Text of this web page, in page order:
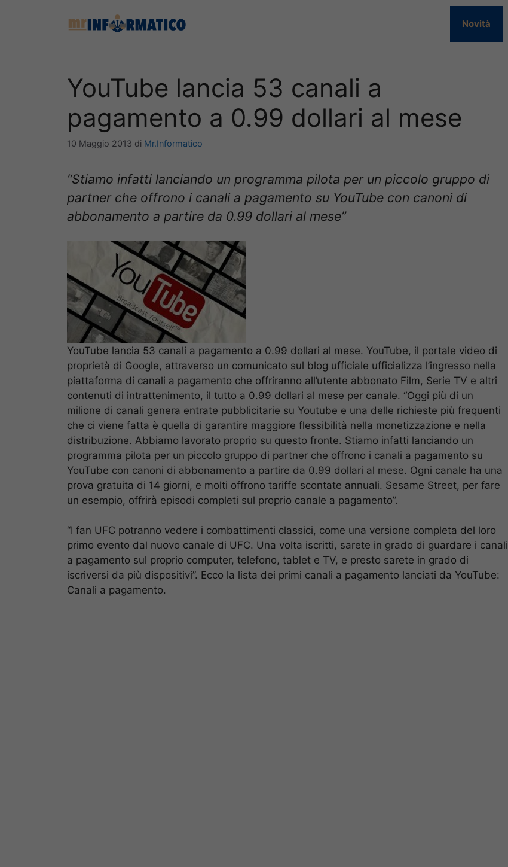
Novità
YouTube lancia 53 canali a
pagamento a 0.99 dollari al mese
10 Maggio 2013 di Mr.Informatico
“Stiamo infatti lanciando un programma pilota per un piccolo gruppo di
partner che offrono i canali a pagamento su YouTube con canoni di
abbonamento a partire da 0.99 dollari al mese”
YouTube lancia 53 canali a pagamento a 0.99 dollari al mese. YouTube, il portale video di
proprietà di Google, attraverso un comunicato sul blog ufficiale ufficializza l’ingresso nella
piattaforma di canali a pagamento che offriranno all’utente abbonato Film, Serie TV e altri
contenuti di intrattenimento, il tutto a 0.99 dollari al mese per canale. “Oggi più di un
milione di canali genera entrate pubblicitarie su Youtube e una delle richieste più frequenti
che ci viene fatta è quella di garantire maggiore flessibilità nella monetizzazione e nella
distribuzione. Abbiamo lavorato proprio su questo fronte. Stiamo infatti lanciando un
programma pilota per un piccolo gruppo di partner che offrono i canali a pagamento su
YouTube con canoni di abbonamento a partire da 0.99 dollari al mese. Ogni canale ha una
prova gratuita di 14 giorni, e molti offrono tariffe scontate annuali. Sesame Street, per fare
un esempio, offrirà episodi completi sul proprio canale a pagamento”.
“I fan UFC potranno vedere i combattimenti classici, come una versione completa del loro
primo evento dal nuovo canale di UFC. Una volta iscritti, sarete in grado di guardare i canali
a pagamento sul proprio computer, telefono, tablet e TV, e presto sarete in grado di
iscriversi da più dispositivi”. Ecco la lista dei primi canali a pagamento lanciati da YouTube:
Canali a pagamento.